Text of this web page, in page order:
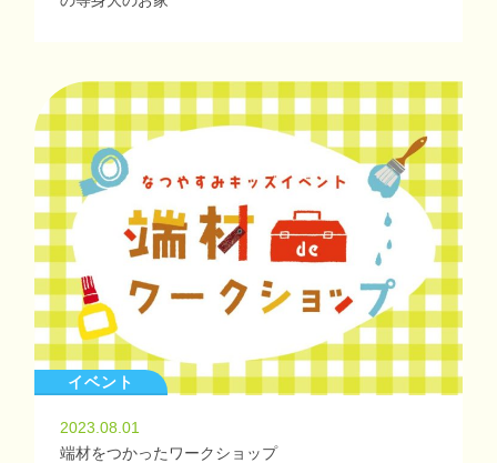
イベント
2023.08.01
端材をつかったワークショップ